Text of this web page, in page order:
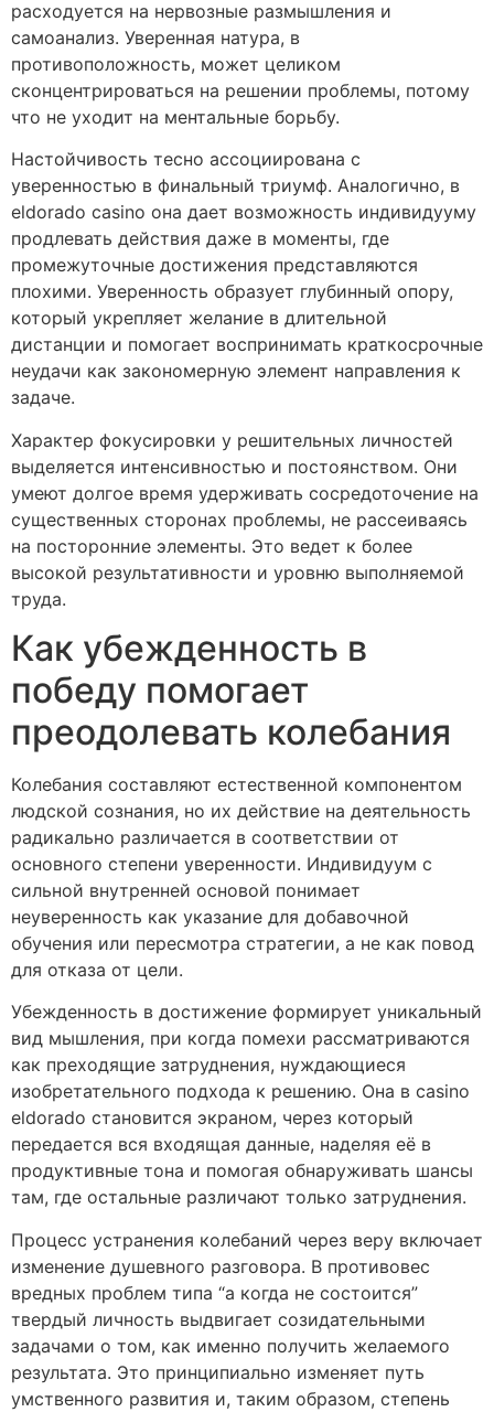
расходуется на нервозные размышления и
самоанализ. Уверенная натура, в
противоположность, может целиком
сконцентрироваться на решении проблемы, потому
что не уходит на ментальные борьбу.
Настойчивость тесно ассоциирована с
уверенностью в финальный триумф. Аналогично, в
eldorado casino она дает возможность индивидууму
продлевать действия даже в моменты, где
промежуточные достижения представляются
плохими. Уверенность образует глубинный опору,
который укрепляет желание в длительной
дистанции и помогает воспринимать краткосрочные
неудачи как закономерную элемент направления к
задаче.
Характер фокусировки у решительных личностей
выделяется интенсивностью и постоянством. Они
умеют долгое время удерживать сосредоточение на
существенных сторонах проблемы, не рассеиваясь
на посторонние элементы. Это ведет к более
высокой результативности и уровню выполняемой
труда.
Как убежденность в
победу помогает
преодолевать колебания
Колебания составляют естественной компонентом
людской сознания, но их действие на деятельность
радикально различается в соответствии от
основного степени уверенности. Индивидуум с
сильной внутренней основой понимает
неуверенность как указание для добавочной
обучения или пересмотра стратегии, а не как повод
для отказа от цели.
Убежденность в достижение формирует уникальный
вид мышления, при когда помехи рассматриваются
как преходящие затруднения, нуждающиеся
изобретательного подхода к решению. Она в casino
eldorado становится экраном, через который
передается вся входящая данные, наделяя её в
продуктивные тона и помогая обнаруживать шансы
там, где остальные различают только затруднения.
Процесс устранения колебаний через веру включает
изменение душевного разговора. В противовес
вредных проблем типа “а когда не состоится”
твердый личность выдвигает созидательными
задачами о том, как именно получить желаемого
результата. Это принципиально изменяет путь
умственного развития и, таким образом, степень